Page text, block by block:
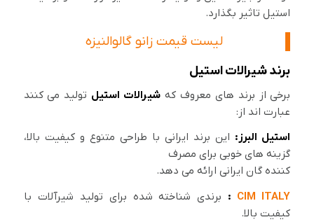
استیل تاثیر بگذارد.
لیست قیمت زانو گالوالنیزه
برند شیرالات استیل
برخی از برند های معروف که شیرالات استیل تولید می کنند
عبارت اند از:
استیل البرز: این برند ایرانی با طراحی متنوع و کیفیت بالا،
گزینه های خوبی برای مصرف
کننده گان ایرانی ارائه می دهد.
CIM ITALY
: برندی شناخته شده برای تولید شیرآلات با
کیفیت بالا.